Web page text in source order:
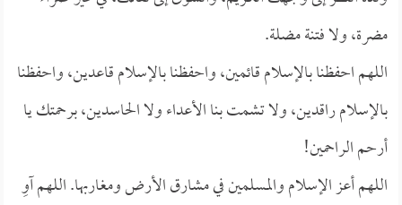
مضرة، ولا فتنة مضلة.
اللهم احفظنا بالإسلام قائمين، واحفظنا بالإسلام قاعدين، واحفظنا
بالإسلام راقدين، ولا تشمت بنا الأعداء ولا الحاسدين، برحمتك يا
أرحم الراحمين!
اللهم أعز الإسلام والمسلمين في مشارق الأرض ومغاربها. اللهم آوِ